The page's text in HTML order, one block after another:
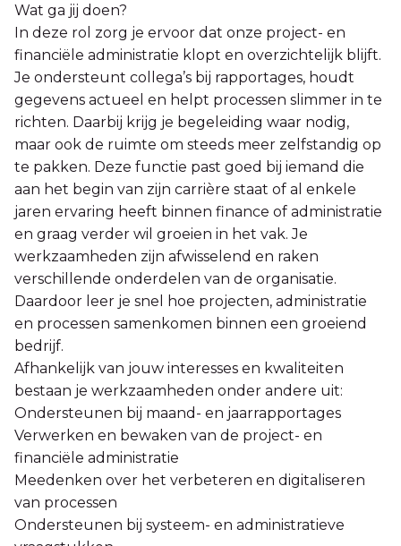
Wat ga jij doen?
In deze rol zorg je ervoor dat onze project- en
financiële administratie klopt en overzichtelijk blijft.
Je ondersteunt collega’s bij rapportages, houdt
gegevens actueel en helpt processen slimmer in te
richten. Daarbij krijg je begeleiding waar nodig,
maar ook de ruimte om steeds meer zelfstandig op
te pakken. Deze functie past goed bij iemand die
aan het begin van zijn carrière staat of al enkele
jaren ervaring heeft binnen finance of administratie
en graag verder wil groeien in het vak. Je
werkzaamheden zijn afwisselend en raken
verschillende onderdelen van de organisatie.
Daardoor leer je snel hoe projecten, administratie
en processen samenkomen binnen een groeiend
bedrijf.
Afhankelijk van jouw interesses en kwaliteiten
bestaan je werkzaamheden onder andere uit:
Ondersteunen bij maand- en jaarrapportages
Verwerken en bewaken van de project- en
financiële administratie
Meedenken over het verbeteren en digitaliseren
van processen
Ondersteunen bij systeem- en administratieve